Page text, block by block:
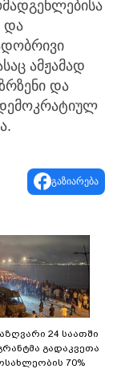
და
ამჟამად
და
გაზიარება
24 საათში
გადაკვეთა
70%